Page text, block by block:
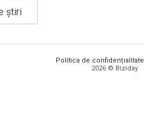
știri
Politica de confidențialitate
2026 © Biziday